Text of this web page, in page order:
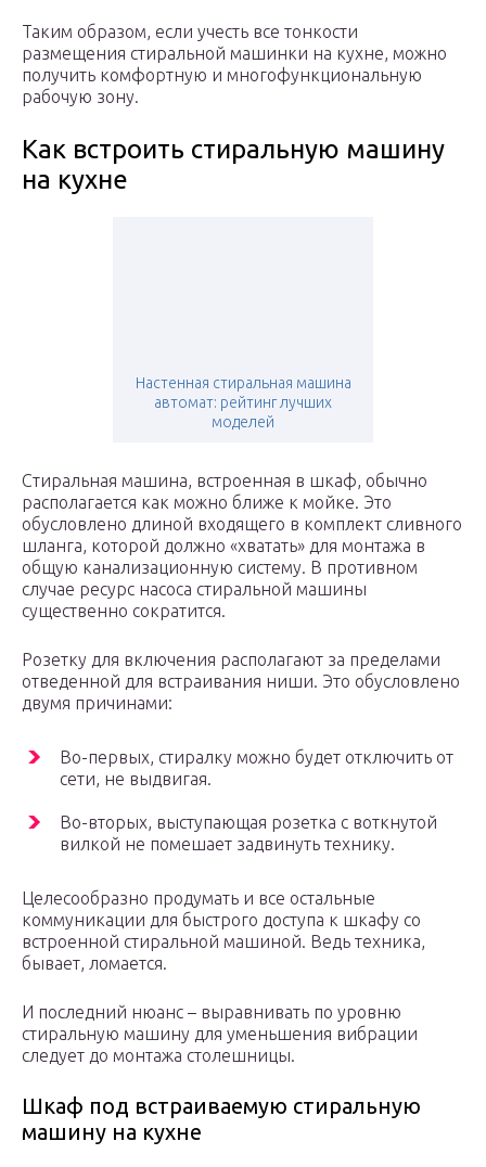
Таким образом, если учесть все тонкости
размещения стиральной машинки на кухне, можно
получить комфортную и многофункциональную
рабочую зону.
Как встроить стиральную машину
на кухне
Настенная стиральная машина
автомат: рейтинг лучших
моделей
Стиральная машина, встроенная в шкаф, обычно
располагается как можно ближе к мойке. Это
обусловлено длиной входящего в комплект сливного
шланга, которой должно «хватать» для монтажа в
общую канализационную систему. В противном
случае ресурс насоса стиральной машины
существенно сократится.
Розетку для включения располагают за пределами
отведенной для встраивания ниши. Это обусловлено
двумя причинами:
Во-первых, стиралку можно будет отключить от
сети, не выдвигая.
Во-вторых, выступающая розетка с воткнутой
вилкой не помешает задвинуть технику.
Целесообразно продумать и все остальные
коммуникации для быстрого доступа к шкафу со
встроенной стиральной машиной. Ведь техника,
бывает, ломается.
И последний нюанс – выравнивать по уровню
стиральную машину для уменьшения вибрации
следует до монтажа столешницы.
Шкаф под встраиваемую стиральную
машину на кухне